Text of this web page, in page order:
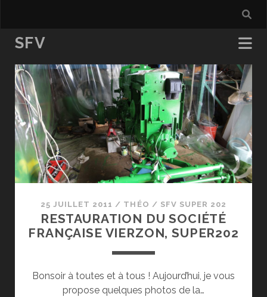
SFV
SFV
Posts
25 JUILLET 2011 / THÉO / SFV SUPER 202
RESTAURATION DU SOCIÉTÉ
FRANÇAISE VIERZON, SUPER202
Bonsoir à toutes et à tous ! Aujourd’hui, je vous
propose quelques photos de la…